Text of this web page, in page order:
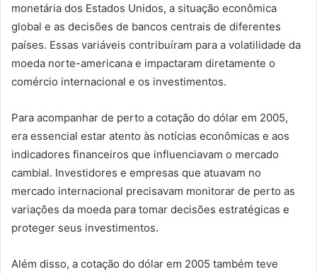
monetária dos Estados Unidos, a situação econômica
global e as decisões de bancos centrais de diferentes
países. Essas variáveis contribuíram para a volatilidade da
moeda norte-americana e impactaram diretamente o
comércio internacional e os investimentos.
Para acompanhar de perto a cotação do dólar em 2005,
era essencial estar atento às notícias econômicas e aos
indicadores financeiros que influenciavam o mercado
cambial. Investidores e empresas que atuavam no
mercado internacional precisavam monitorar de perto as
variações da moeda para tomar decisões estratégicas e
proteger seus investimentos.
Além disso, a cotação do dólar em 2005 também teve